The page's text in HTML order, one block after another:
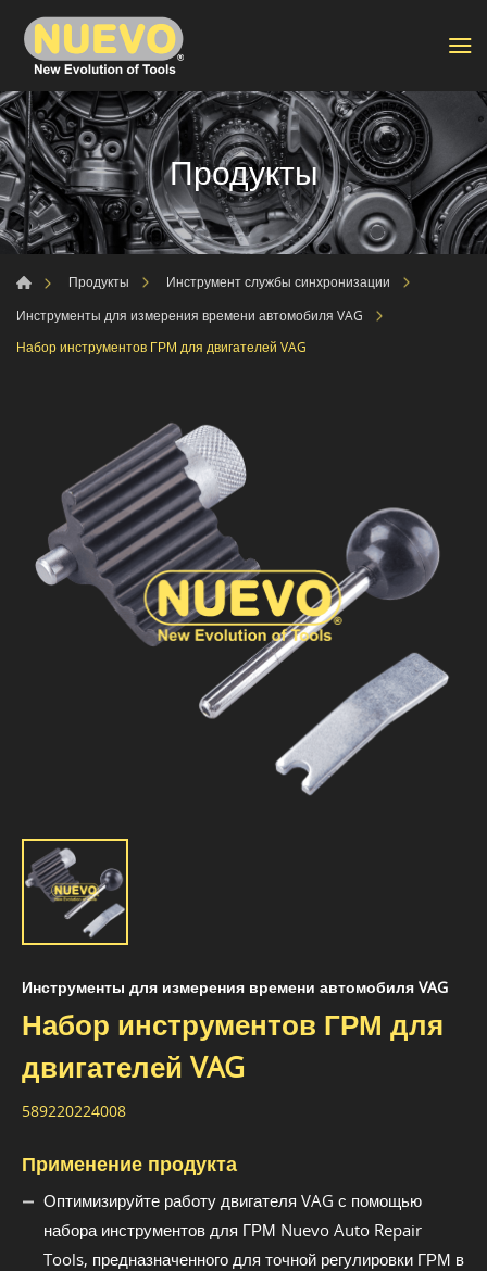
Продукты
Продукты
Инструмент службы синхронизации
Инструменты для измерения времени автомобиля VAG
Набор инструментов ГРМ для двигателей VAG
Инструменты для измерения времени автомобиля VAG
Набор инструментов ГРМ для
двигателей VAG
589220224008
Применение продукта
Оптимизируйте работу двигателя VAG с помощью
набора инструментов для ГРМ Nuevo Auto Repair
Tools, предназначенного для точной регулировки ГРМ в